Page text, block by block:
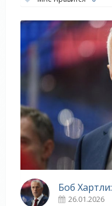
26.01.2026